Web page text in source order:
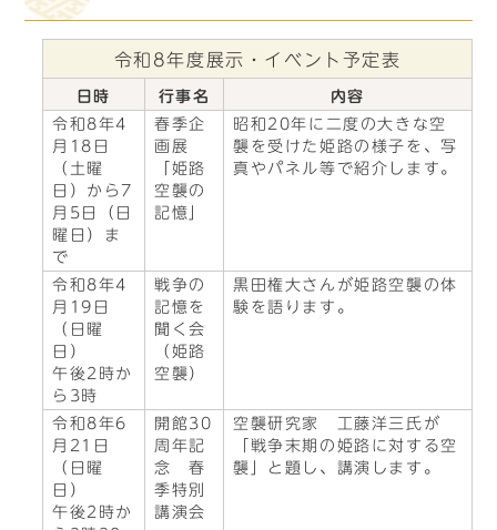
令和8年度展示・イベント予定表
日時 行事名
内容
令和8年4
月18日
（土曜
日）から7
月5日（日
曜日）ま
で
春季企
画展
「姫路
空襲の
記憶」
昭和20年に二度の大きな空
襲を受けた姫路の様子を、写
真やパネル等で紹介します。
令和8年4
月19日
（日曜
日）
午後2時か
ら3時
戦争の
記憶を
聞く会
（姫路
空襲）
黒田権大さんが姫路空襲の体
験を語ります。
令和8年6
月21日
（日曜
日）
午後2時か
開館30
周年記
念 春
季特別
講演会
空襲研究家 工藤洋三氏が
「戦争末期の姫路に対する空
襲」と題し、講演します。